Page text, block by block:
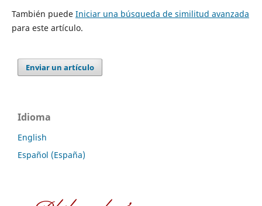
También puede Iniciar una búsqueda de similitud avanzada
para este artículo.
Enviar un artículo
Idioma
English
Español (España)